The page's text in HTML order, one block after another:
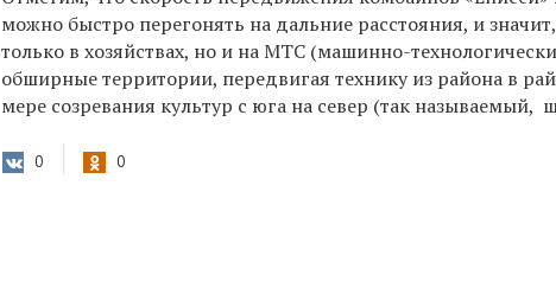
можно быстро перегонять на дальние расстояния, и
только в хозяйствах, но и на МТС (машинно-
обширные территории, передвигая технику из района в
мере созревания культур с юга на север (так называемый,
0 0